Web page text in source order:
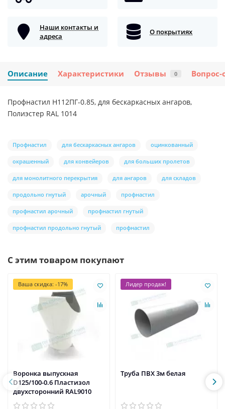
Наши контакты и
адреса
О покрытиях
Описание Характеристики Отзывы 0 Вопрос-
Профнастил H112ПГ-0.85, для бескаркасных ангаров,
Полиэстер RAL 1014
Профнастил для бескаркасных ангаров оцинкованный
окрашенный для конвейеров для больших пролетов
для монолитного перекрытия для ангаров для складов
продольно гнутый арочный профнастил
профнастил арочный профнастил гнутый
профнастил продольно гнутый профнастил
С этим товаром покупают
Ваша скидка: -17%
Воронка выпускная
D125/100-0.6 Пластизол
двухсторонний RAL9010
Лидер продаж!
Труба ПВХ 3м белая